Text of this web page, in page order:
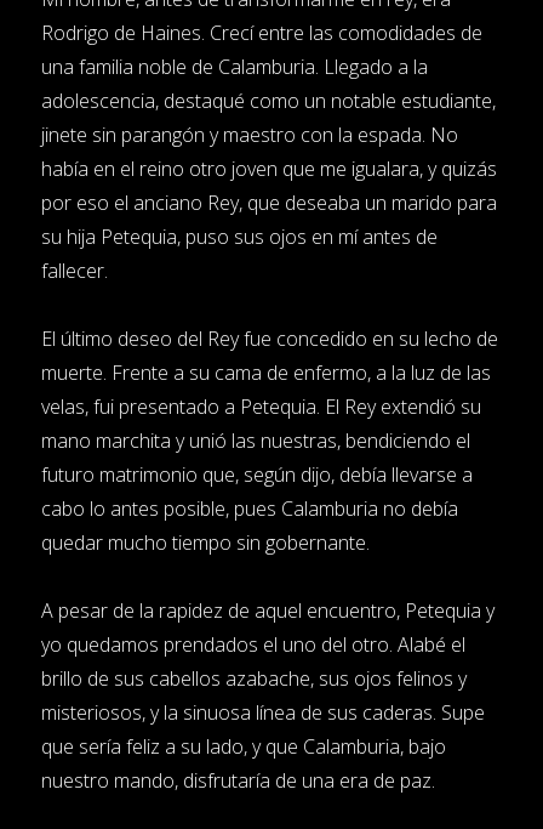
Rodrigo de Haines. Crecí entre las comodidades de
una familia noble de Calamburia. Llegado a la
adolescencia, destaqué como un notable estudiante,
jinete sin parangón y maestro con la espada. No
había en el reino otro joven que me igualara, y quizás
por eso el anciano Rey, que deseaba un marido para
su hija Petequia, puso sus ojos en mí antes de
fallecer.
El último deseo del Rey fue concedido en su lecho de
muerte. Frente a su cama de enfermo, a la luz de las
velas, fui presentado a Petequia. El Rey extendió su
mano marchita y unió las nuestras, bendiciendo el
futuro matrimonio que, según dijo, debía llevarse a
cabo lo antes posible, pues Calamburia no debía
quedar mucho tiempo sin gobernante.
A pesar de la rapidez de aquel encuentro, Petequia y
yo quedamos prendados el uno del otro. Alabé el
brillo de sus cabellos azabache, sus ojos felinos y
misteriosos, y la sinuosa línea de sus caderas. Supe
que sería feliz a su lado, y que Calamburia, bajo
nuestro mando, disfrutaría de una era de paz.